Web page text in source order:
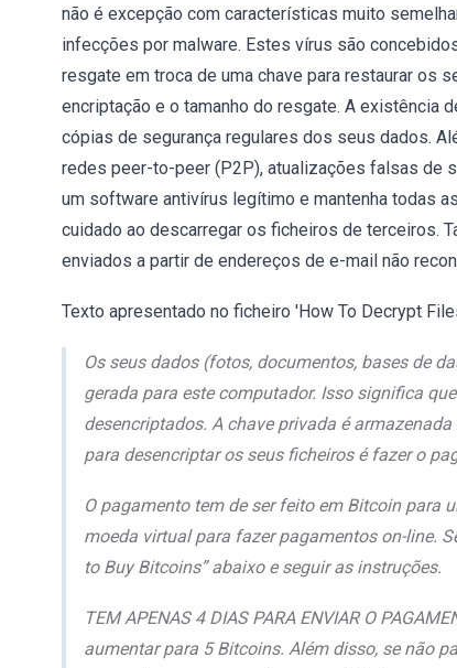
não é excepção com características muito
infecções por malware. Estes vírus são
resgate em troca de uma chave para restaurar os
encriptação e o tamanho do resgate. A existência
cópias de segurança regulares dos seus dados.
redes peer-to-peer (P2P), atualizações falsas de
um software antivírus legítimo e mantenha todas
cuidado ao descarregar os ficheiros de terceiros.
enviados a partir de endereços de e-mail não
Texto apresentado no ficheiro 'How To Decrypt
Os seus dados (fotos, documentos, bases de
gerada para este computador. Isso significa
desencriptados. A chave privada é
para desencriptar os seus ficheiros é fazer o
O pagamento tem de ser feito em Bitcoin para
moeda virtual para fazer pagamentos on-line.
to Buy Bitcoins” abaixo e seguir as instruções.
TEM APENAS 4 DIAS PARA ENVIAR O
aumentar para 5 Bitcoins. Além disso, se não